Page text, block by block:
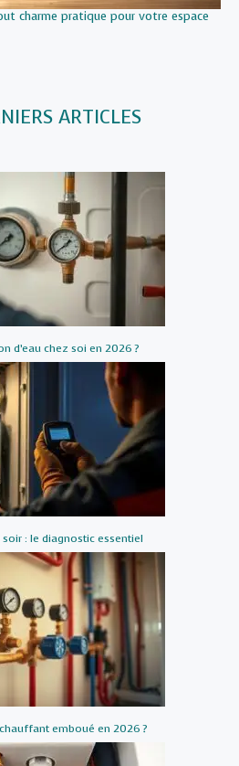
charme pratique pour votre espace
ARTICLES
d’eau chez soi en 2026 ?
: le diagnostic essentiel
emboué en 2026 ?